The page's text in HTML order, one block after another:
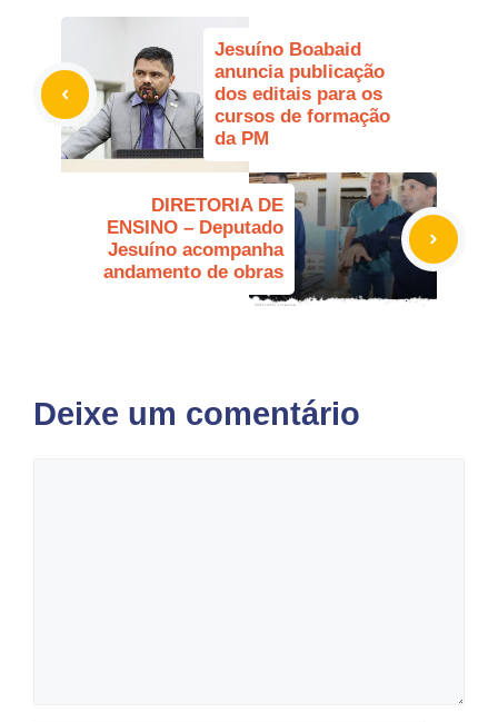
Jesuíno Boabaid
anuncia publicação
dos editais para os
cursos de formação
da PM
DIRETORIA DE
ENSINO – Deputado
Jesuíno acompanha
andamento de obras
Deixe um comentário